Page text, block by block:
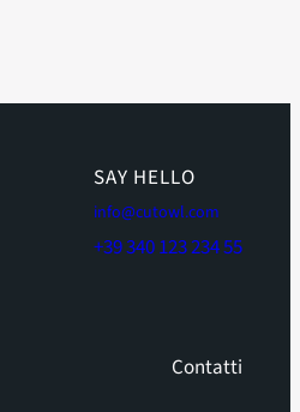
SAY HELLO
info@cutowl.com
+39 340 123 234 55
Contatti